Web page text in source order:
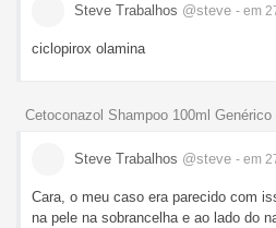
Steve Trabalhos @steve - em
ciclopirox olamina
Cetoconazol Shampoo 100ml Genérico
Steve Trabalhos @steve - em
Cara, o meu caso era parecido com
na pele na sobrancelha e ao lado do